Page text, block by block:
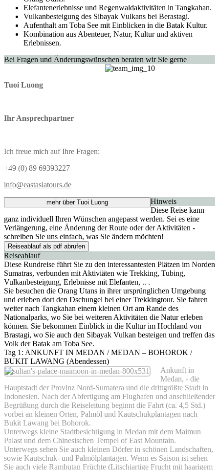
Elefantenerlebnisse und Regenwaldaktivitäten in Tangkahan.
Vulkanbesteigung des Sibayak Vulkans bei Berastagi.
Aufenthalt am Toba See mit Einblicken in die Batak Kultur.
Kombination aus Abenteuer, Natur, Kultur und aktiven
Erlebnissen.
Bei Fragen und Änderungswünschen beraten wir Sie gerne
Tuoi Luong
Ihr Ansprechpartner
Ich freue mich auf Ihre Fragen:
+49 (0) 89 69393227
info@eastasiatours.de
mehr über Tuoi Luong
Hinweis
Diese Reise kann
ganz individuell Ihren Wünschen angepasst werden. Sei es eine
Verlängerung, eine Änderung der Route oder der Aktivitäten -
schreiben Sie uns einfach, was Sie ändern möchten!
Reiseablauf als pdf abrufen
Reiseablauf
Diese Rundreise führt Sie zu den interessantesten Plätzen im Norden
Sumatras, verbunden mit Aktiviäten wie Trekking, Tubing,
Vulkanbesteigung, Erlebnisse mit Elefanten, .. .
Sie besuchen die Orang Utans in ihrer ursprünglichen Umgebung
und erleben dort den Dschungel bei einer Trekkingtour. Sie fahren
weiter nach Tangkahan einem kleinen Ort am Rande des
Nationalparks, wo Sie bei weiteren Aktivitäten die Natur erleben
können. Sie bekommen Einblick in die Kultur im Hochland von
Brastagi, wo Sie auch den Sibayak Vulkan besteigen und treffen das
Volk der Batak am Toba See.
Tag 1: ANKUNFT IN MEDAN / MEDAN – BOHOROK /
BUKIT LAWANG (Abendessen)
Ankunft in
Medan, - die
Hauptstadt der Provinz Nord-Sumatera und die drittgrößte Stadt in
Indonesien. Nach der Abfertigung am Flughafen und anschließender
Begrüßung durch die Reiseleitung beginnt die Fahrt (ca. 4,5 Std.)
vorbei an kleinen Orten, Palmöl und Kautschukplantagen nach
Bukit Lawang bei Bohorok.
Unterwegs kleine Stadtbesichtigung in Medan mit dem Maimun
Palast und dem Chinesischen Tempel of East Mountain.
Unterwegs sehen Sie auch kleinen Dörfer in schönen Landschaften,
sowie Kautschuk- und Palmölplantagen. Wenn es Saison ist sehen
Sie auch viele Rambutan Früchte (Litschiartige Frucht mit haarigem